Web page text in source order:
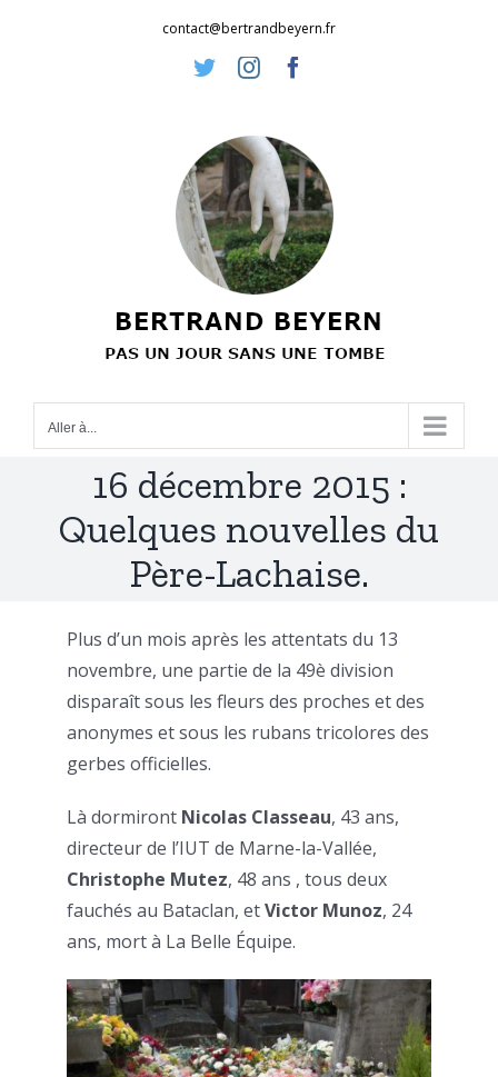
contact@bertrandbeyern.fr
TwitterInstagram
Aller à...
16 décembre 2015 :
Quelques nouvelles du
Père-Lachaise.
Plus d’un mois après les attentats du 13
novembre, une partie de la 49è division
disparaît sous les fleurs des proches et des
anonymes et sous les rubans tricolores des
gerbes officielles.
Là dormiront Nicolas Classeau, 43 ans,
directeur de l’IUT de Marne-la-Vallée,
Christophe Mutez, 48 ans , tous deux
fauchés au Bataclan, etVictor Munoz, 24
ans, mort à La Belle Équipe.